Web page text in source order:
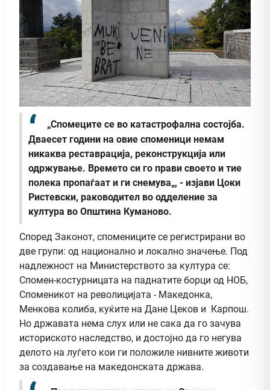
„Спомеците се во катастрофална состојба.
Дваесет години на овие споменици немам
никаква реставрација, реконструкција или
одржување. Времето си го прави своето и тие
полека пропаѓаат и ги снемува„, - изјави Цоки
Ристевски, раководител во одделение за
култура во Општина Куманово.
Според Законот, спомениците се регистрирани во
две групи: од национално и локално значење. Под
надлежност на Министерството за култура се:
Спомен-костурницата на паднатите борци од НОБ,
Споменикот на револицијата - Македонка,
Менкова колиба, куќите на Дане Цеков и Карпош.
Но државата нема слух или не сака да го зачува
историското наследство, и достојно да го негува
делото на луѓето кои ги положиле нивните животи
за создавање на македонската држава.